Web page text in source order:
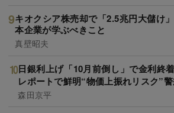
キオクシア株売却で「2.5兆円大儲け
本企業が学ぶべきこと
真壁昭夫
日銀利上げ「10月前倒し」で金利終
レポートで鮮明“物価上振れリスク”
森田京平